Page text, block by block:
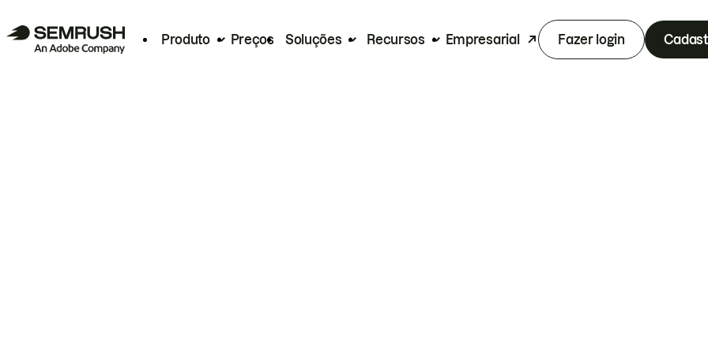
Produto Preços Soluções Recursos Empresarial Fazer login